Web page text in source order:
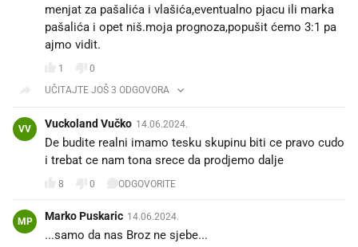
menjat za pašalića i vlašića,eventualno pjacu ili marka
pašalića i opet niš.moja prognoza,popušit ćemo 3:1 pa
ajmo vidit.
1
0
UČITAJTE JOŠ 3 ODGOVORA
VV Vuckoland Vučko 14.06.2024.
De budite realni imamo tesku skupinu biti ce pravo cudo
i trebat ce nam tona srece da prodjemo dalje
8 0 ODGOVORITE
MP Marko Puskaric 14.06.2024.
...samo da nas Broz ne sjebe...